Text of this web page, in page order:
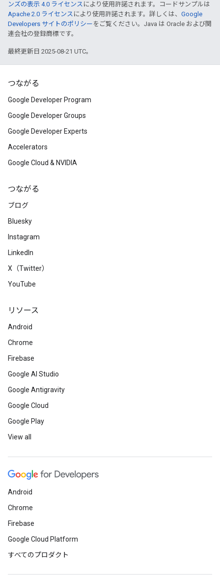
ンズの表示 4.0 ライセンス により使用許諾されます。コードサンプルは
Apache 2.0 ライセンス により使用許諾されます。詳しくは、 Google
Developers サイトのポリシー をご覧ください。Java は Oracle および関
連会社の登録商標です。
最終更新日 2025-08-21 UTC。
つながる
Google Developer Program
Google Developer Groups
Google Developer Experts
Accelerators
Google Cloud & NVIDIA
つながる
ブログ
Bluesky
Instagram
LinkedIn
X（Twitter）
YouTube
リソース
Android
Chrome
Firebase
Google AI Studio
Google Antigravity
Google Cloud
Google Play
View all
Android
Chrome
Firebase
Google Cloud Platform
すべてのプロダクト